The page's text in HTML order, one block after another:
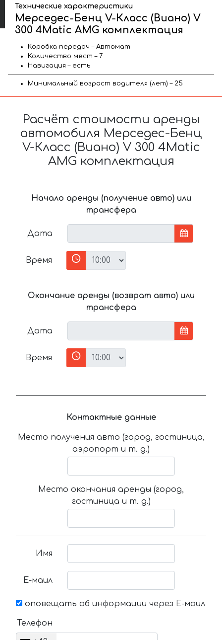
Технические характеристики
Мерседес-Бенц V-Класс (Виано) V
300 4Matic AMG комплектация
Коробка передач – Автомат
Количество мест – 7
Навигация – есть
Минимальный возраст водителя (лет) – 25
Расчёт стоимости аренды
автомобиля Мерседес-Бенц
V-Класс (Виано) V 300 4Matic
AMG комплектация
Начало аренды (получение авто) или
трансфера
Дата
Время
Окончание аренды (возврат авто) или
трансфера
Дата
Время
Контактные данные
Место получения авто (город, гостиница,
аэропорт и т. д.)
Место окончания аренды (город,
гостиница и т. д.)
Имя
Е-маил
оповещать об информации через Е-маил
Телефон